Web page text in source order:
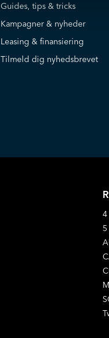
Guides, tips & tricks
Kampagner & nyheder
Leasing & finansiering
Tilmeld dig nyhedsbrevet
4
5